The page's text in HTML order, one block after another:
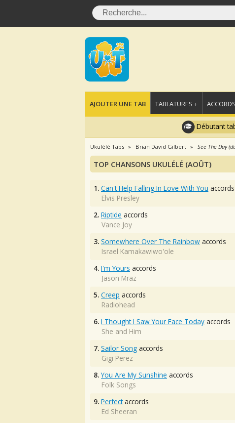
AJOUTER UNE TAB TABLATURES +
Débutant
Ukulélé Tabs Brian David Gilbert See The Day
TOP CHANSONS UKULÉLÉ (AOÛT)
1. Can't Help Falling In Love With You accords
Elvis Presley
2. Riptide accords
Vance Joy
3. Somewhere Over The Rainbow accords
Israel Kamakawiwo'ole
4. I'm Yours accords
Jason Mraz
5. Creep accords
Radiohead
6. I Thought I Saw Your Face Today accords
She and Him
7. Sailor Song accords
Gigi Perez
8. You Are My Sunshine accords
Folk Songs
9. Perfectaccords
Ed Sheeran